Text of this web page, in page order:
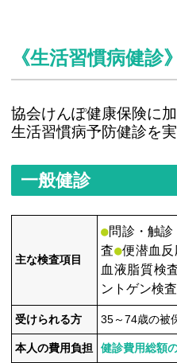
《生活習慣病健診》
協会けんぽ健康保険に
生活習慣病予防健診を
一般健診
主な検査項目
●問診・触診
査●便潜血
血液脂質検
ントゲン検査
受けられる方 35～74歳の被
本人の費用負担 健診費用総額